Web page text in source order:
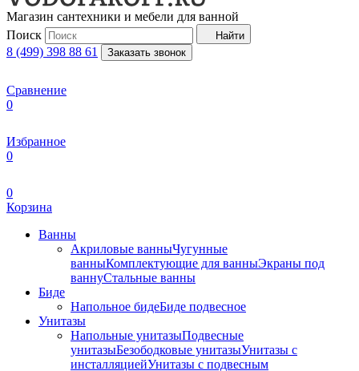
Магазин сантехники и мебели для ванной
Поиск
Найти
8 (499) 398 88 61 Заказать звонок
Сравнение
0
Избранное
0
0
Корзина
Ванны
Акриловые ванныЧугунные
ванныКомплектующие для ванныЭкраны под
ваннуСтальные ванны
Биде
Напольное бидеБиде пoдвеснoе
Унитазы
Напольные унитазыПодвесные
унитазыБезободковые унитазыУнитазы с
инсталляциейУнитазы с подвесным